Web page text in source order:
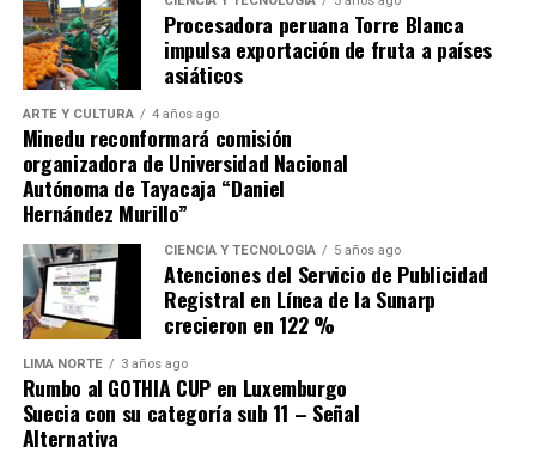
ante Los Chankas, sino buscar que Alianza Lima no se les
escape.
Source link
Comparte esto:
Procesadora peruana Torre Blanca
impulsa exportación de fruta a países
asiáticos
ARTE Y CULTURA 4 años ago
Minedu reconformará comisión
organizadora de Universidad Nacional
Autónoma de Tayacaja “Daniel
Hernández Murillo”
CIENCIA Y TECNOLOGÍA 5 años ago
Atenciones del Servicio de Publicidad
Registral en Línea de la Sunarp
crecieron en 122 %
LIMA NORTE 3 años ago
Rumbo al GOTHIA CUP en Luxemburgo
Suecia con su categoría sub 11 – Señal
Alternativa